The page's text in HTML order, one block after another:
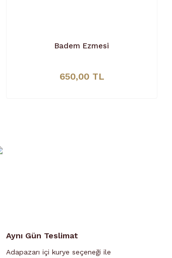
Badem Ezmesi
650,00 TL
Aynı Gün Teslimat
Adapazarı içi kurye seçeneği ile